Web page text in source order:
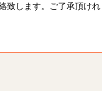
致します。ご了承頂けれ